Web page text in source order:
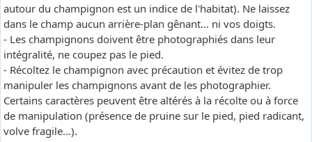
autour du champignon est un indice de l'habitat). Ne laissez
dans le champ aucun arrière-plan gênant... ni vos doigts.
- Les champignons doivent être photographiés dans leur
intégralité, ne coupez pas le pied.
- Récoltez le champignon avec précaution et évitez de trop
manipuler les champignons avant de les photographier.
Certains caractères peuvent être altérés à la récolte ou à force
de manipulation (présence de pruine sur le pied, pied radicant,
volve fragile...).